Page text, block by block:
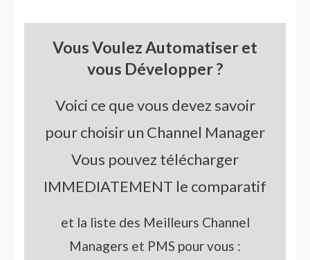
Vous Voulez Automatiser et
vous Développer ?
Voici ce que vous devez savoir
pour choisir un Channel Manager
Vous pouvez télécharger
IMMEDIATEMENT le comparatif
et la liste des Meilleurs Channel
Managers et PMS pour vous :